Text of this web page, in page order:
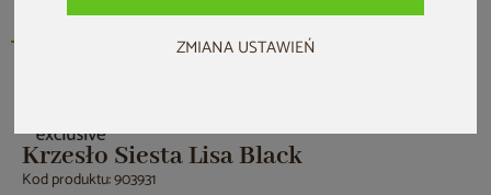
ZMIANA USTAWIEŃ
Krzesło Siesta Lisa Black
Kod produktu: 903931